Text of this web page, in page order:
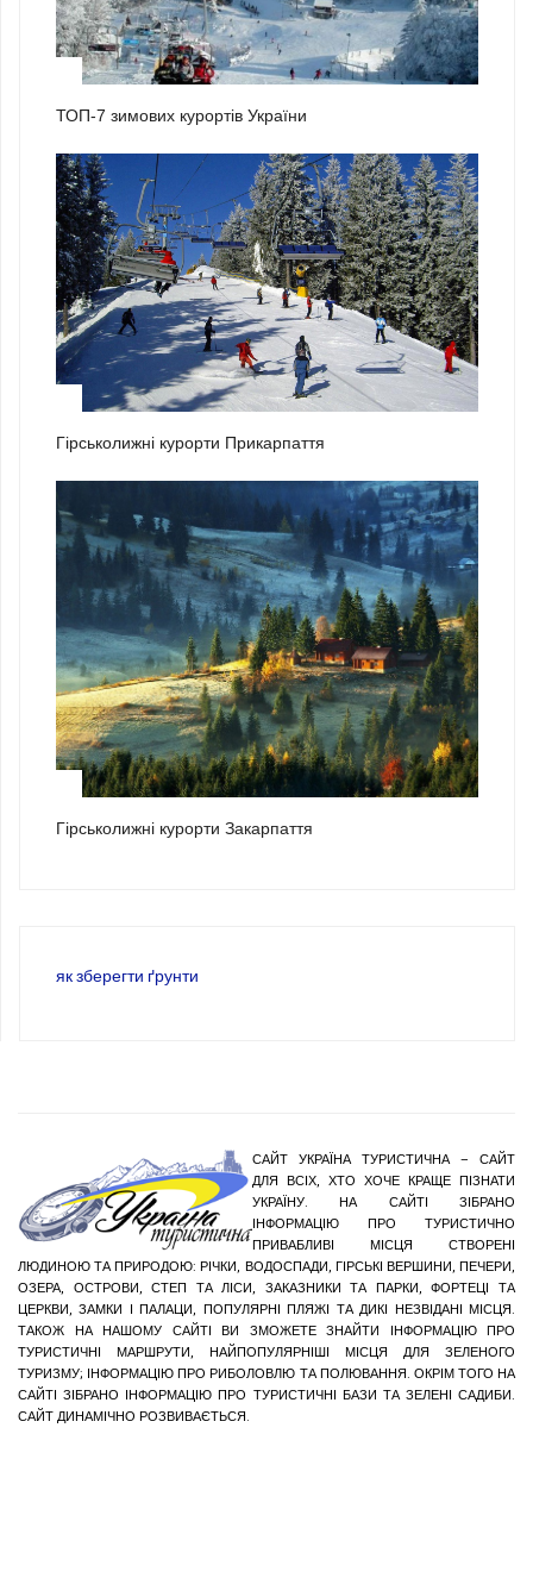
ТОП-7 зимових курортів України
Гірськолижні курорти Прикарпаття
Гірськолижні курорти Закарпаття
як зберегти ґрунти
САЙТ УКРАЇНА ТУРИСТИЧНА – САЙТ
ДЛЯ ВСІХ, ХТО ХОЧЕ КРАЩЕ ПІЗНАТИ
УКРАЇНУ. НА САЙТІ ЗІБРАНО
ІНФОРМАЦІЮ ПРО ТУРИСТИЧНО
ПРИВАБЛИВІ МІСЦЯ СТВОРЕНІ
ЛЮДИНОЮ ТА ПРИРОДОЮ: РІЧКИ, ВОДОСПАДИ, ГІРСЬКІ ВЕРШИНИ, ПЕЧЕРИ,
ОЗЕРА, ОСТРОВИ, СТЕП ТА ЛІСИ, ЗАКАЗНИКИ ТА ПАРКИ, ФОРТЕЦІ ТА
ЦЕРКВИ, ЗАМКИ І ПАЛАЦИ, ПОПУЛЯРНІ ПЛЯЖІ ТА ДИКІ НЕЗВІДАНІ МІСЦЯ.
ТАКОЖ НА НАШОМУ САЙТІ ВИ ЗМОЖЕТЕ ЗНАЙТИ ІНФОРМАЦІЮ ПРО
ТУРИСТИЧНІ МАРШРУТИ, НАЙПОПУЛЯРНІШІ МІСЦЯ ДЛЯ ЗЕЛЕНОГО
ТУРИЗМУ; ІНФОРМАЦІЮ ПРО РИБОЛОВЛЮ ТА ПОЛЮВАННЯ. ОКРІМ ТОГО НА
САЙТІ ЗІБРАНО ІНФОРМАЦІЮ ПРО ТУРИСТИЧНІ БАЗИ ТА ЗЕЛЕНІ САДИБИ.
САЙТ ДИНАМІЧНО РОЗВИВАЄТЬСЯ.